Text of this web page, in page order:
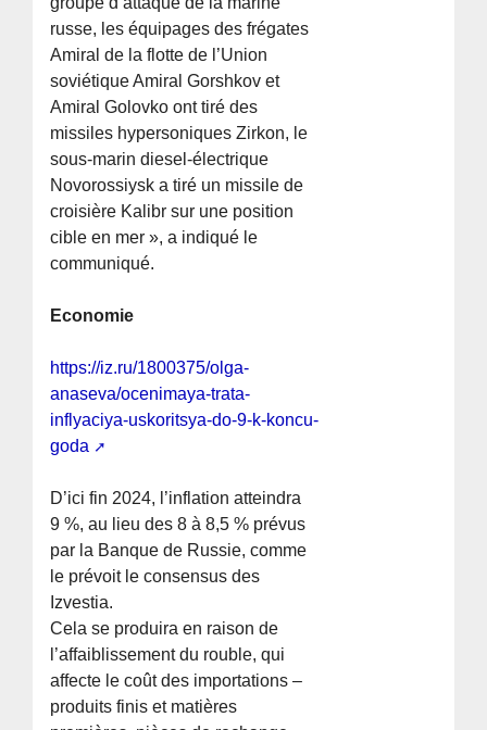
russe, les équipages des frégates
Amiral de la flotte de l’Union
soviétique Amiral Gorshkov et
Amiral Golovko ont tiré des
missiles hypersoniques Zirkon, le
sous-marin diesel-électrique
Novorossiysk a tiré un missile de
croisière Kalibr sur une position
cible en mer », a indiqué le
communiqué.
Economie
https://iz.ru/1800375/olga-
anaseva/ocenimaya-trata-
inflyaciya-uskoritsya-do-9-k-koncu-
goda
D’ici fin 2024, l’inflation atteindra
9 %, au lieu des 8 à 8,5 % prévus
par la Banque de Russie, comme
le prévoit le consensus des
Izvestia.
Cela se produira en raison de
l’affaiblissement du rouble, qui
affecte le coût des importations –
produits finis et matières